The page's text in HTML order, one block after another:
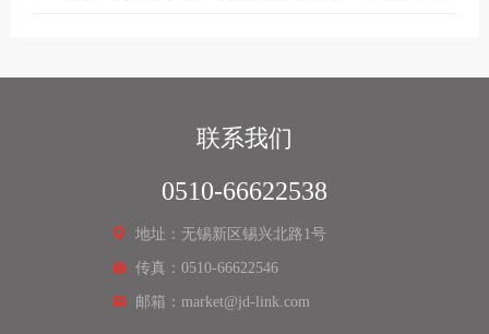
联系我们
0510-66622538
地址：无锡新区锡兴北路1号
传真：0510-66622546
邮箱：market@jd-link.com